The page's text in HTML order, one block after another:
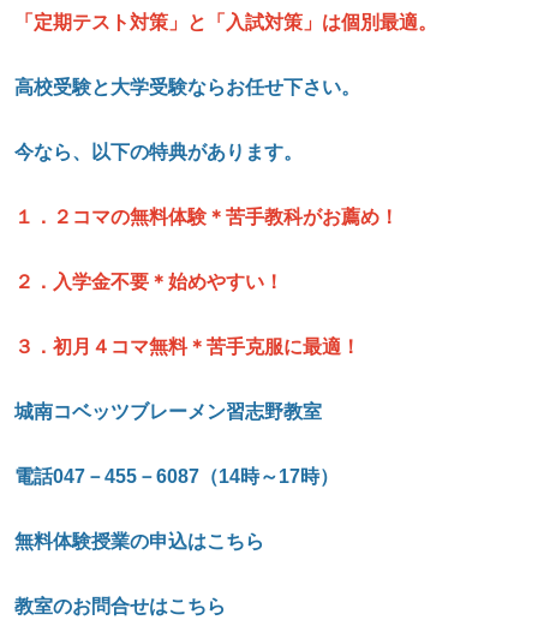
「定期テスト対策」と「入試対策」は個別最適。
高校受験と大学受験ならお任せ下さい。
今なら、以下の特典があります。
１．２コマの無料体験＊苦手教科がお薦め！
２．入学金不要＊始めやすい！
３．初月４コマ無料＊苦手克服に最適！
城南コベッツブレーメン習志野教室
電話047 －455 －6087 （14時～17時）
無料体験授業の申込はこちら
教室のお問合せはこちら